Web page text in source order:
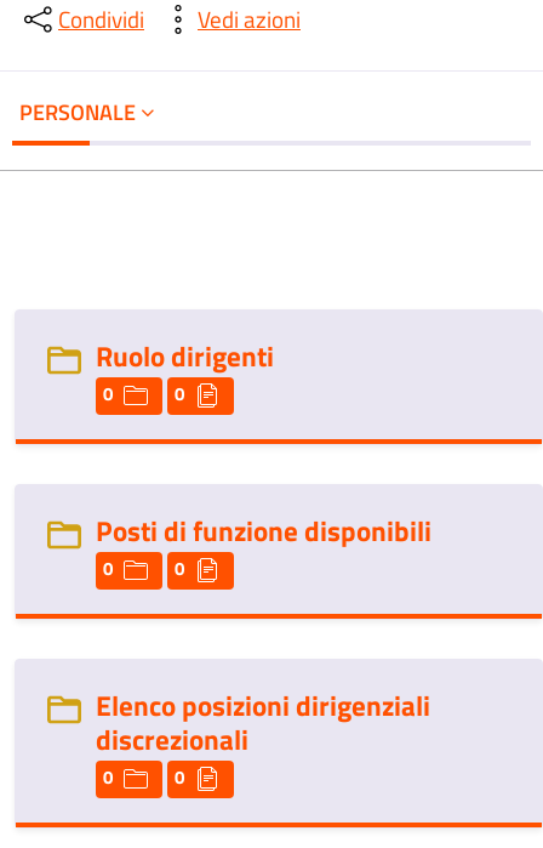
Condividi Vedi azioni
PERSONALE
Ruolo dirigenti
0 0
Posti di funzione disponibili
0 0
Elenco posizioni dirigenziali
discrezionali
0 0